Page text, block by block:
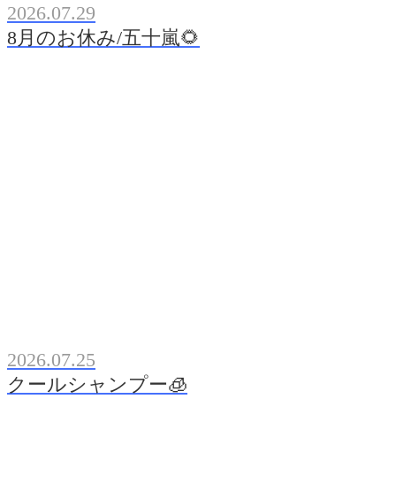
2026.07.29
8月のお休み/五十嵐🌻
2026.07.25
クールシャンプー🧊